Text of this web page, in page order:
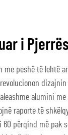
i
me peshë të lehtë
alumini
raporte të
60 përqind më pak